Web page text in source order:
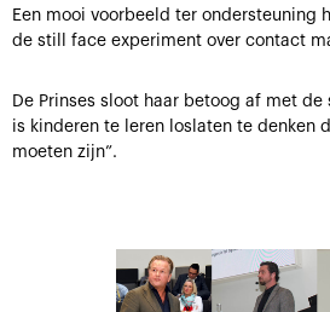
Een mooi voorbeeld ter ondersteuning
de still face experiment over contact
De Prinses sloot haar betoog af met
is kinderen te leren loslaten te denken
moeten zijn”.